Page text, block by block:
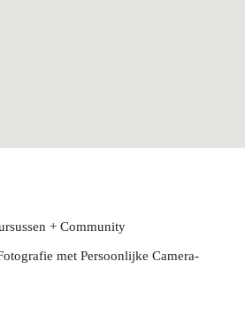
+ Community
met Persoonlijke Camera-